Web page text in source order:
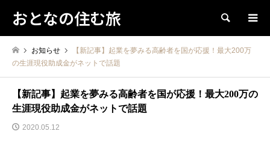
おとなの住む旅 検索
お知らせ
【新記事】起業を夢みる高齢者を国が応援！最大200万
の生涯現役助成金がネットで話題
【新記事】起業を夢みる高齢者を国が応援！最大200万の
生涯現役助成金がネットで話題
2020.05.12